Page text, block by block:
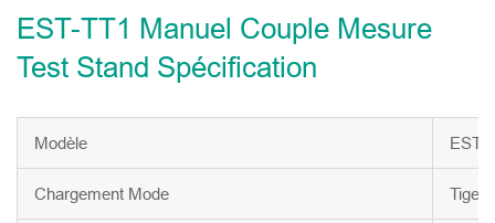
EST-TT1 Manuel Couple Mesure
Test Stand Spécification
Modèle EST-
Chargement Mode Tige